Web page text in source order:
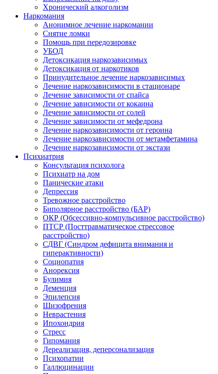
Хронический алкоголизм
Наркомания
Анонимное лечение наркомании
Снятие ломки
Помощь при передозировке
УБОД
Детоксикация наркозависимых
Детоксикация от наркотиков
Принудительное лечение наркозависимых
Лечение наркозависимости в стационаре
Лечение зависимости от спайса
Лечение зависимости от кокаина
Лечение зависимости от солей
Лечение зависимости от мефедрона
Лечение наркозависимости от героина
Лечение наркозависимости от метамфетамина
Лечение наркозависимости от экстази
Психиатрия
Консультация психолога
Психиатр на дом
Панические атаки
Депрессия
Тревожное расстройство
Биполярное расстройство (БАР)
ОКР (Обсессивно-компульсивное расстройство)
ПТСР (Посттравматическое стрессовое
расстройство)
СДВГ (Синдром дефицита внимания и
гиперактивности)
Социопатия
Анорексия
Булимия
Деменция
Эпилепсия
Шизофрения
Неврастения
Ипохондрия
Стресс
Гипомания
Дереализация, деперсонализация
Психопатии
Галлюцинации